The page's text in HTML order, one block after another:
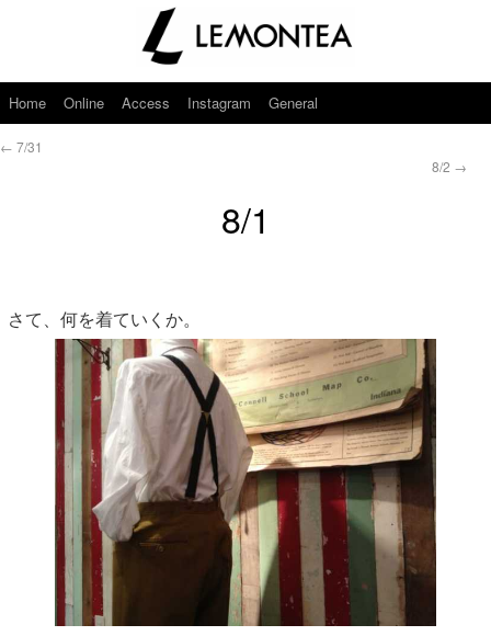
Home Online Access Instagram General
← 7/31
8/2 →
8/1
さて、何を着ていくか。